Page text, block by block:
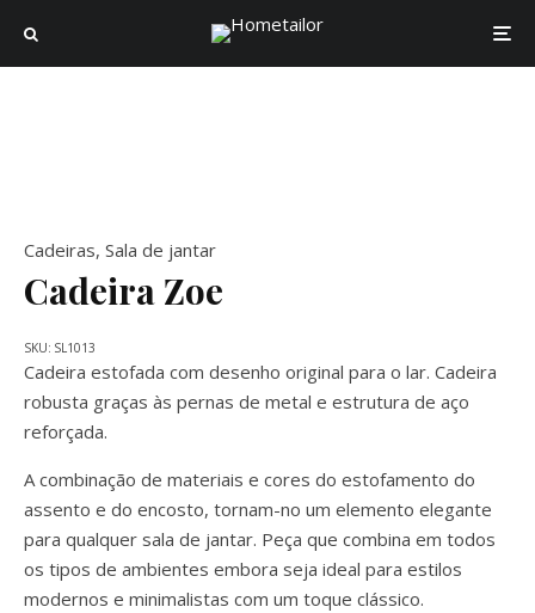
Cadeiras, Sala de jantar
Cadeira Zoe
Cadeira estofada com desenho original para o lar. Cadeira
robusta graças às pernas de metal e estrutura de aço
reforçada.
A combinação de materiais e cores do estofamento do
assento e do encosto, tornam-no um elemento elegante
para qualquer sala de jantar. Peça que combina em todos
os tipos de ambientes embora seja ideal para estilos
modernos e minimalistas com um toque clássico.
SKU: SL1013